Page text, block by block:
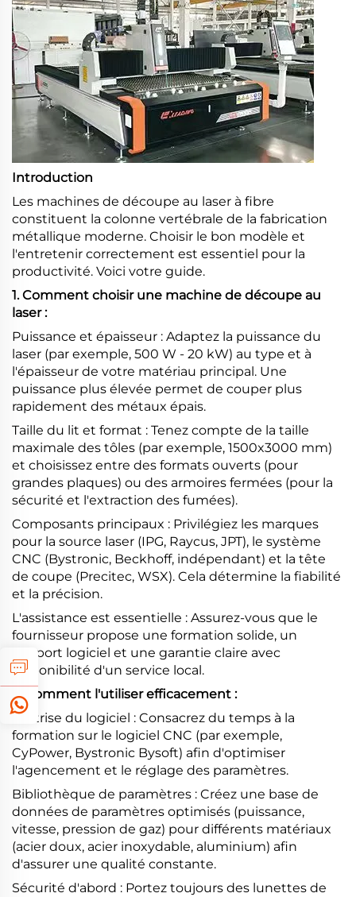
Introduction
Les machines de découpe au laser à fibre
constituent la colonne vertébrale de la fabrication
métallique moderne. Choisir le bon modèle et
l'entretenir correctement est essentiel pour la
productivité. Voici votre guide.
1. Comment choisir une machine de découpe au
laser :
Puissance et épaisseur : Adaptez la puissance du
laser (par exemple, 500 W - 20 kW) au type et à
l'épaisseur de votre matériau principal. Une
puissance plus élevée permet de couper plus
rapidement des métaux épais.
Taille du lit et format : Tenez compte de la taille
maximale des tôles (par exemple, 1500x3000 mm)
et choisissez entre des formats ouverts (pour
grandes plaques) ou des armoires fermées (pour la
sécurité et l'extraction des fumées).
Composants principaux : Privilégiez les marques
pour la source laser (IPG, Raycus, JPT), le système
CNC (Bystronic, Beckhoff, indépendant) et la tête
de coupe (Precitec, WSX). Cela détermine la fiabilité
et la précision.
L'assistance est essentielle : Assurez-vous que le
fournisseur propose une formation solide, un
support logiciel et une garantie claire avec
disponibilité d'un service local.
2. Comment l'utiliser efficacement :
Maîtrise du logiciel : Consacrez du temps à la
formation sur le logiciel CNC (par exemple,
CyPower, Bystronic Bysoft) afin d'optimiser
l'agencement et le réglage des paramètres.
Bibliothèque de paramètres : Créez une base de
données de paramètres optimisés (puissance,
vitesse, pression de gaz) pour différents matériaux
(acier doux, acier inoxydable, aluminium) afin
d'assurer une qualité constante.
Sécurité d'abord : Portez toujours des lunettes de